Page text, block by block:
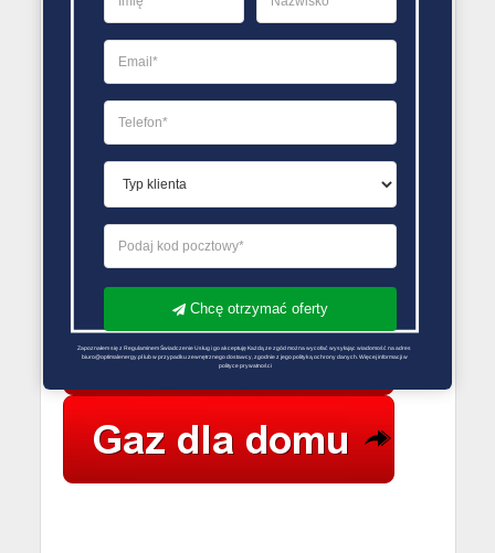
Drew-
Mat-
Bud
58,
32 222
Auto-
Eko-
Gaz
Północna
32 316
PORÓWNYWARKA OFERT GAZU
Chcę otrzymać oferty
Zapoznałem się z Regulaminem Świadczenie Usług i go akceptuję Każdą ze zgód można wycofać wysyłając wiadomość na adres
biuro@optimalenergy.pl lub w przypadku zewnętrznego dostawcy, zgodnie z jego polityką ochrony danych. Więcej informacji w
polityce prywatności